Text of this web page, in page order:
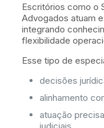
Escritórios como o
Advogados atuam
integrando
flexibilidade
Esse tipo de
decisões
alinhamento
atuação